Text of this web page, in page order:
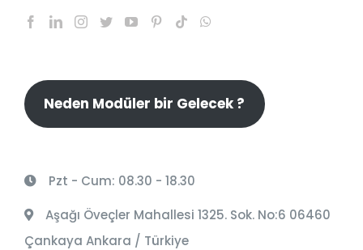
Neden Modüler bir Gelecek ?
Pzt - Cum: 08.30 - 18.30
Aşağı Öveçler Mahallesi 1325. Sok. No:6 06460
Çankaya Ankara / Türkiye